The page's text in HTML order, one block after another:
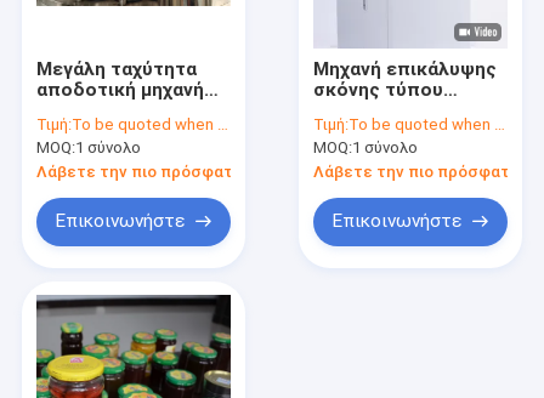
Μεγάλη ταχύτητα
αποδοτική μηχανή
ποτών, 24 κεφαλές
γεμίσματος,
κατασκευασμένη
από ανοξείδωτο
χάλυβα
Τιμή:To be quoted when contacting with the supplier
MOQ:1 σύνολο
Λάβετε την πιο πρόσφατη τιμή
Επικοινωνήστε
Μηχανή επικάλυψης
σκόνης τύπου
κατασκευή
κονσέρβων
Τιμή:To be quoted when contacting with us and let us know your detail request and specifications
MOQ:1 σύνολο
Λάβετε την πιο πρόσφατη
Επικοινωνήστε